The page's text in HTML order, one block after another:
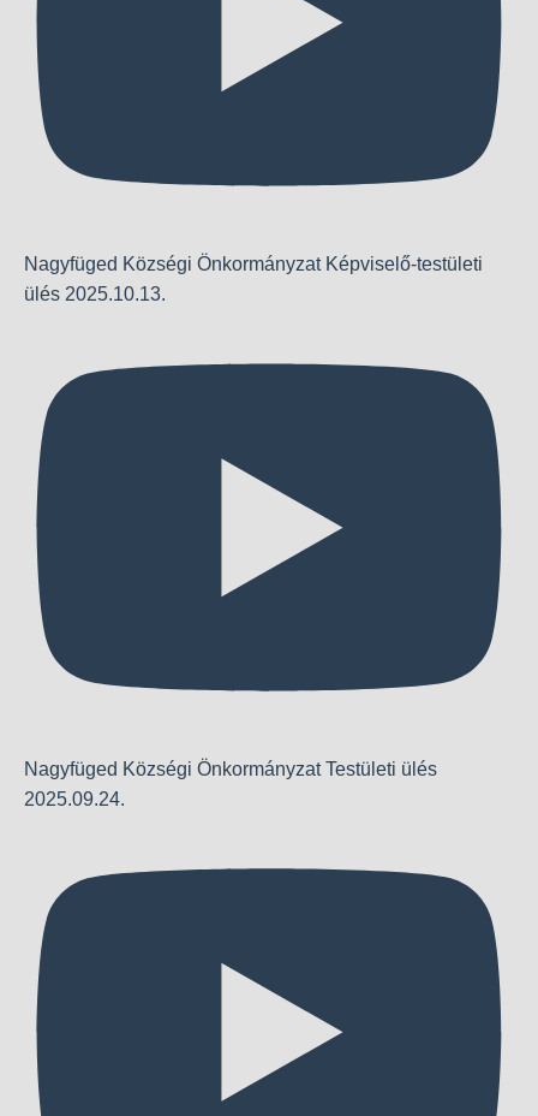
Nagyfüged Községi Önkormányzat Képviselő-testületi
ülés 2025.10.13.
Nagyfüged Községi Önkormányzat Testületi ülés
2025.09.24.